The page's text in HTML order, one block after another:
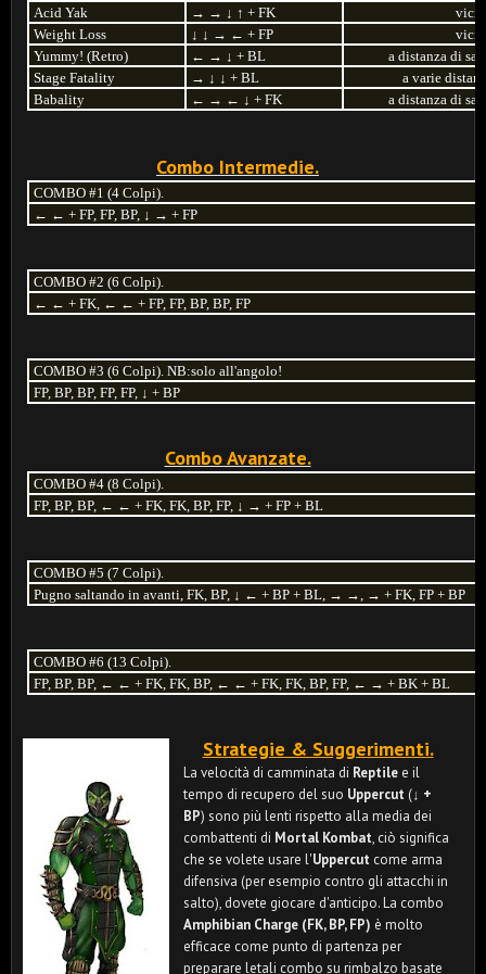
Acid Yak → → ↓ ↑ + FK
Weight Loss
↓ ↓ → ← + FP
Yummy! (Retro)
← → ↓ + BL
a distanza di
Stage Fatality
→ ↓ ↓ + BL
a varie
Babality
← → ← ↓ + FK a distanza di
Combo Intermedie.
COMBO #1 (4 Colpi).
← ← + FP, FP, BP, ↓ → + FP
COMBO #2 (6 Colpi).
← ← + FK, ← ← + FP, FP, BP, BP, FP
COMBO #3 (6 Colpi). NB:solo all'angolo!
FP, BP, BP, FP, FP, ↓ + BP
Combo Avanzate.
COMBO #4 (8 Colpi).
FP, BP, BP, ← ← + FK, FK, BP, FP, ↓ → + FP + BL
COMBO #5 (7 Colpi).
Pugno saltando in avanti, FK, BP, ↓ ← + BP + BL, → →, → + FK, FP + BP
COMBO #6 (13 Colpi).
FP, BP, BP, ← ← + FK, FK, BP, ← ← + FK, FK, BP, FP, ← → + BK + BL
Strategie & Suggerimenti.
La velocità di camminata di Reptile e il
tempo di recupero del suo Uppercut (↓ +
BP) sono più lenti rispetto alla media dei
combattenti di Mortal Kombat, ciò significa
che se volete usare l'Uppercut come arma
difensiva (per esempio contro gli attacchi in
salto), dovete giocare d'anticipo. La combo
Amphibian Charge (FK, BP, FP) è molto
efficace come punto di partenza per
preparare letali combo su rimbalzo basate